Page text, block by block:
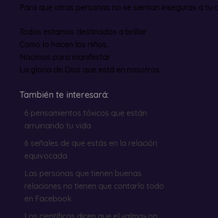
Para que otras personas no se sientan inseguras a tu
Todos estamos destinados a brillar
Como lo hacen los niños.
Nacimos para manifestar
La gloria de Dios que está en nosotros.
También te interesará:
6 pensamientos tóxicos que están
arruinando tu vida
6 señales de que estás en la relación
equivocada
Las personas que tienen buenas
relaciones no tienen que contarlo todo
en Facebook